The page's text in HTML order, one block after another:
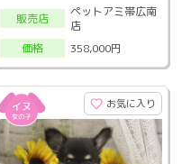
販売店
ペットアミ帯広南
店
価格
358,000円
お気に入り